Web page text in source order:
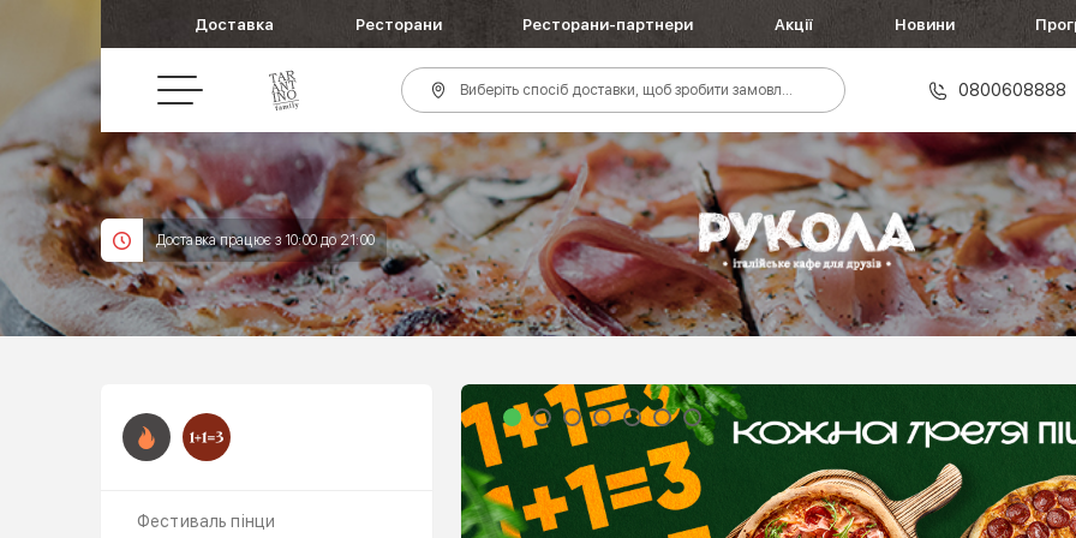
Доставка Ресторани Ресторани-партнери Акції Новини
Виберіть спосіб доставки, щоб зробити замовлення 0800608888
Доставка працює з 10:00 до 21:00
Фестиваль пінци